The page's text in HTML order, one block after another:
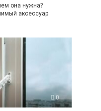
она нужна?
аксессуар
0